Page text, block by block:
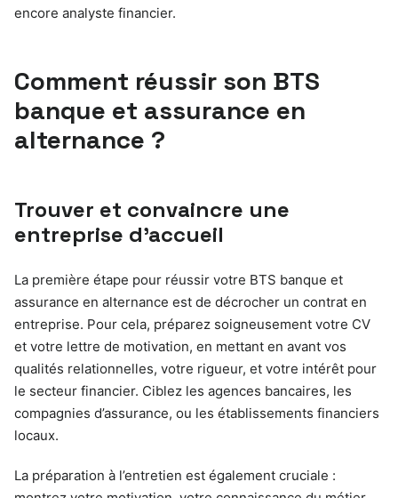
encore analyste financier.
Comment réussir son BTS
banque et assurance en
alternance ?
Trouver et convaincre une
entreprise d’accueil
La première étape pour réussir votre BTS banque et
assurance en alternance est de décrocher un contrat en
entreprise. Pour cela, préparez soigneusement votre CV
et votre lettre de motivation, en mettant en avant vos
qualités relationnelles, votre rigueur, et votre intérêt pour
le secteur financier. Ciblez les agences bancaires, les
compagnies d’assurance, ou les établissements financiers
locaux.
La préparation à l’entretien est également cruciale :